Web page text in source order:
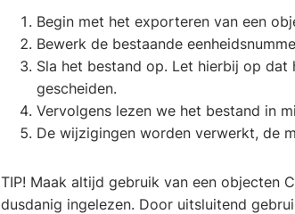
Begin met het exporteren van een
Bewerk de bestaande
Sla het bestand op. Let hierbij op dat
gescheiden.
Vervolgens lezen we het bestand in
De wijzigingen worden verwerkt, de
TIP! Maak altijd gebruik van een objecten
dusdanig ingelezen. Door uitsluitend